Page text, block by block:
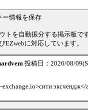
ー情報を保存
トを自動振分する掲示板で
に対応しています。
投稿日：2026/08/
эксчендж</